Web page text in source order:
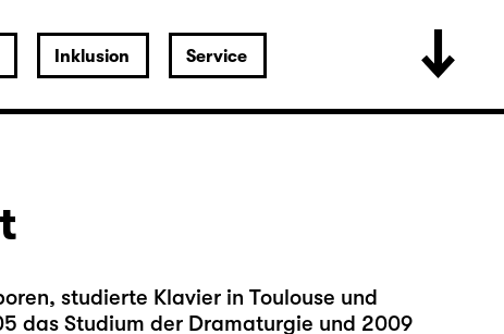
Inklusion Service
studierte Klavier in Toulouse und
das Studium der Dramaturgie und 2009